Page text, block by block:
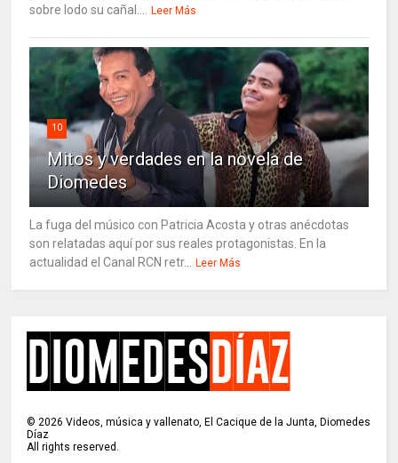
sobre lodo su cañal.... Leer Más
10
Mitos y verdades en la novela de
Diomedes
La fuga del músico con Patricia Acosta y otras anécdotas
son relatadas aquí por sus reales protagonistas. En la
actualidad el Canal RCN retr... Leer Más
©2026 Videos, música y vallenato, El Cacique de la Junta, Diomedes
Díaz
All rights reserved.